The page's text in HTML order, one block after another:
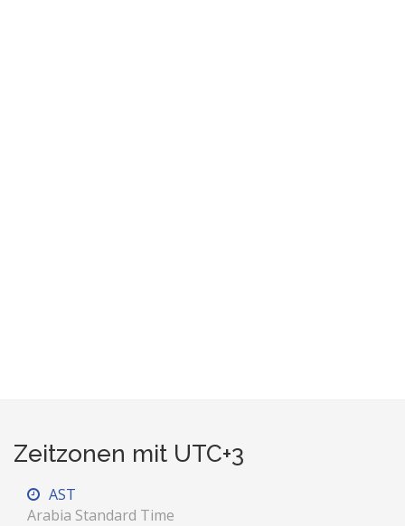
Zeitzonen mit UTC+3
AST
Arabia Standard Time